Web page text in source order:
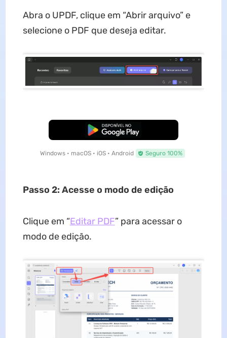
Abra o UPDF, clique em “Abrir arquivo” e
selecione o PDF que deseja editar.
Baixar Grátis
Windows • macOS • iOS • Android Seguro 100%
Passo 2: Acesse o modo de edição
Clique em “Editar PDF” para acessar o
modo de edição.